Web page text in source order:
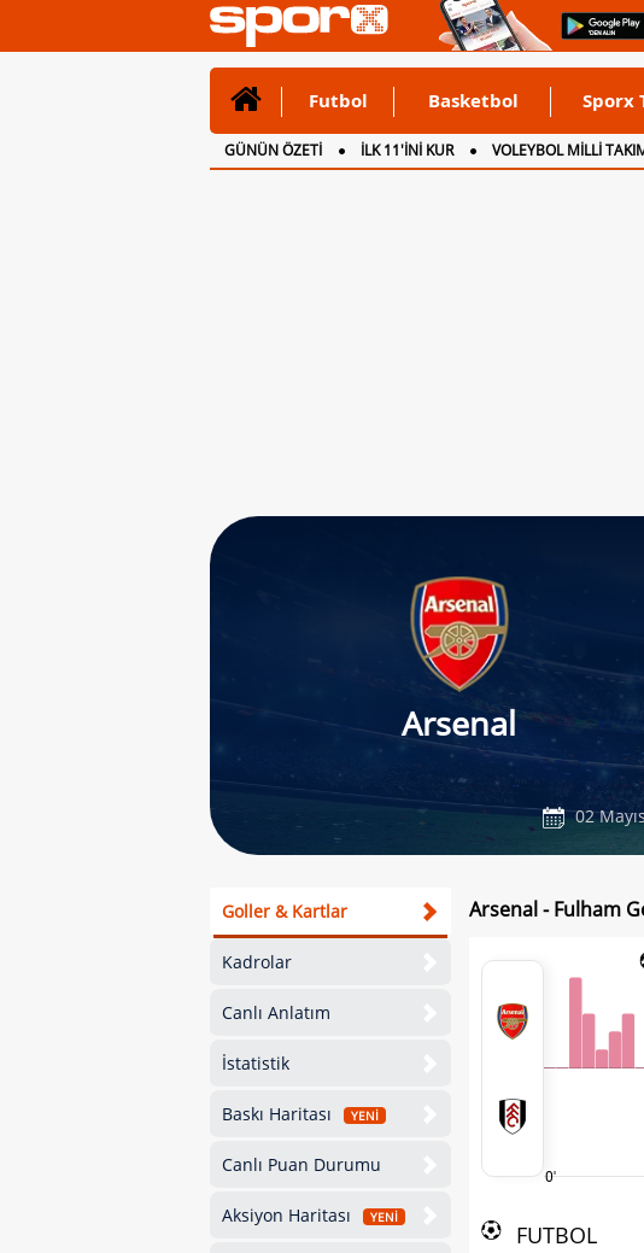
Futbol Basketbol Sporx
GÜNÜN ÖZETİ İLK 11'İNİ KUR VOLEYBOL MİLLİ
CANLI ANLATIM
İNGİLTERE
Arsenal
02
Goller & Kartlar
Kadrolar
Canlı Anlatım
İstatistik
Baskı Haritası YENİ
Canlı Puan Durumu
Aksiyon Haritası YENİ
Arsenal - Fulham
0'
FUTBOL